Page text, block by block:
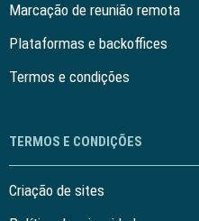
Marcação de reunião remota
Plataformas e backoffices
Termos e condições
TERMOS E CONDIÇÕES
Criação de sites